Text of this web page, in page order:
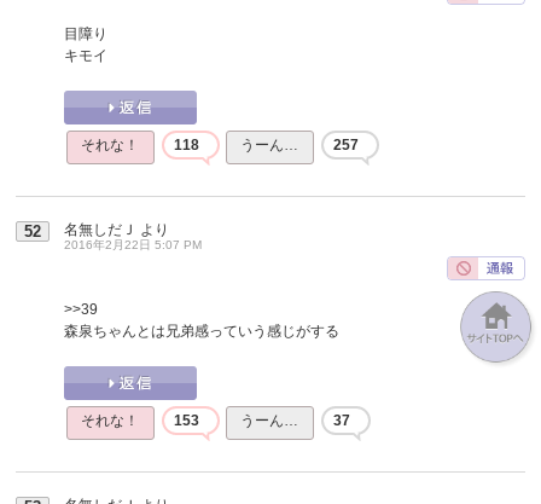
目障り
キモイ
それな！ 118 うーん… 257
52 名無しだＪ より
2016年2月22日 5:07 PM
>>39
森泉ちゃんとは兄弟感っていう感じがする
それな！ 153 うーん… 37